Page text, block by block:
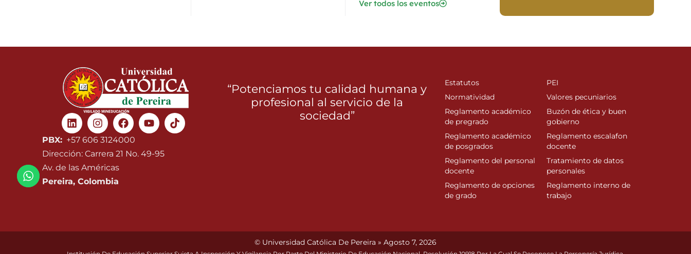
Ver todos los eventos
LinkedinInstagram
Facebook
Youtube
PBX: +57 606 3124000
Dirección: Carrera 21 No. 49-95
Av. de las Américas
Pereira, Colombia
“Potenciamos tu calidad humana y
profesional al servicio de la
sociedad”
Estatutos
Normatividad
Reglamento académico
de pregrado
Reglamento académico
de posgrados
Reglamento del personal
docente
Reglamento de opciones
de grado
PEI
Valores pecuniarios
Buzón de ética y buen
gobierno
Reglamento escalafon
docente
Tratamiento de datos
personales
Reglamento interno de
trabajo
© Universidad Católica De Pereira » Agosto 7, 2026